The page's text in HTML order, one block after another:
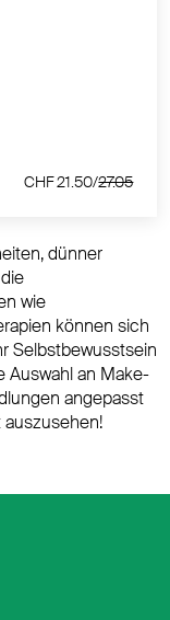
CHF 21.50/27.05
dünner
wie
können sich
Selbstbewusstsein
Auswahl an Make-
angepasst